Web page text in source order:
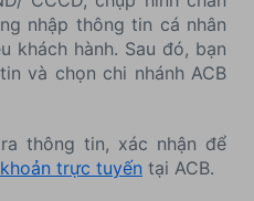
nhập thông tin cá nhân
khách hành. Sau đó, bạn
và chọn chi nhánh ACB
thông tin, xác nhận để
trực tuyến tại ACB.